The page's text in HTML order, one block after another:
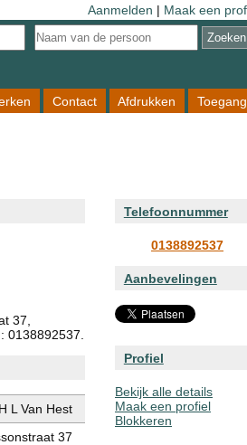
Aanmelden | Maak een
Contact Afdrukken Toegang
37,
0138892537.
L Van Hest
37
Telefoonnummer
0138892537
Aanbevelingen
Profiel
Bekijk alle details
Maak een profiel
Blokkeren